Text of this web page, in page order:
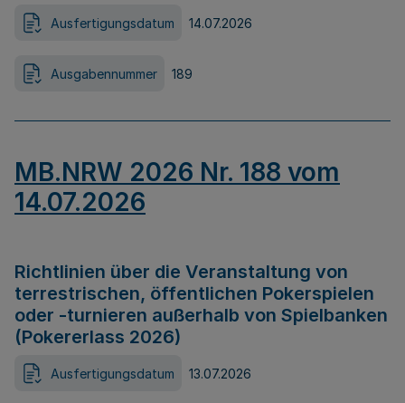
Ausfertigungsdatum 14.07.2026
Ausgabennummer 189
MB.NRW 2026 Nr. 188 vom
14.07.2026
Richtlinien über die Veranstaltung von
terrestrischen, öffentlichen Pokerspielen
oder -turnieren außerhalb von Spielbanken
(Pokererlass 2026)
Ausfertigungsdatum 13.07.2026